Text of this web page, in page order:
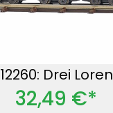
12260: Drei Loren
32,49 €*